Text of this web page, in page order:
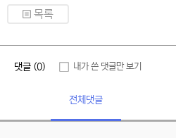
목록
댓글 (0) 내가 쓴 댓글만 보기
전체댓글